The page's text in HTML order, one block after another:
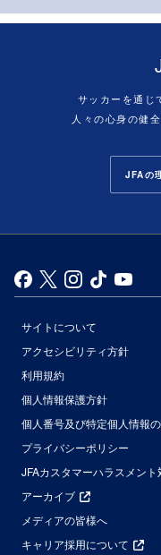
サッカーを通じ
人々の心身の健
JFAの
サイトについて
アクセシビリティ方針
利用規約
個人情報保護方針
個人番号及び特定個人情報
プライバシーポリシー
JFAカスタマーハラスメント
アーカイブ
メディアの皆様へ
キャリア採用について